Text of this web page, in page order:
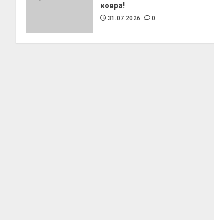
ковра!
31.07.2026 0